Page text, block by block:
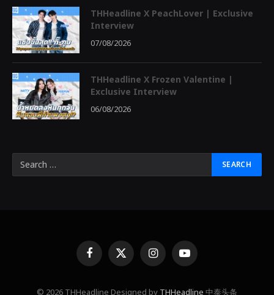
THHeadline X PeachLover | Exclusive
Interview
07/08/2026
THHeadline X Frozen Valentine |
Exclusive Interview
06/08/2026
FacebookX
(Twitter)
InstagramYouTube